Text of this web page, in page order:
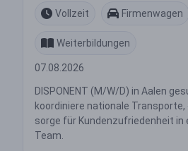
Vollzeit
Firmenwagen
Weiterbildungen
07.08.2026
DISPONENT (M/W/D) in Aalen
koordiniere nationale
sorge für Kundenzufriedenheit
Team.